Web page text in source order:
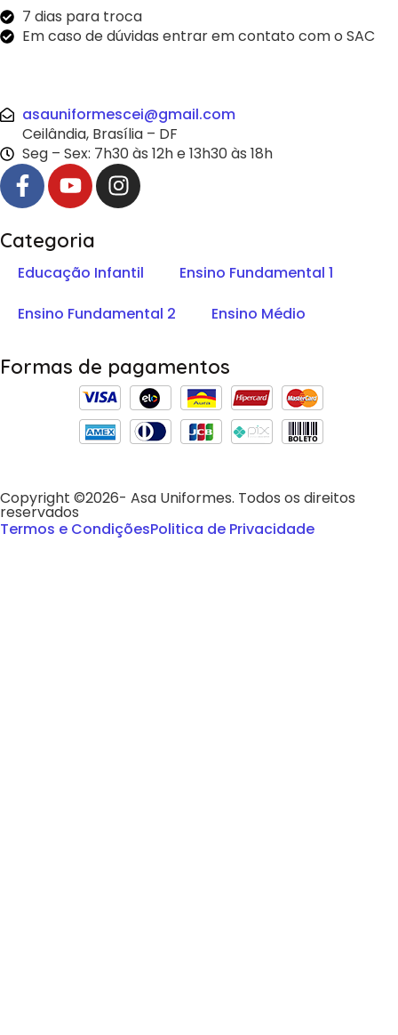
7 dias para troca
Em caso de dúvidas entrar em contato com o SAC
asauniformescei@gmail.com
Ceilândia, Brasília – DF
Seg – Sex: 7h30 às 12h e 13h30 às 18h
Categoria
Educação Infantil
Ensino Fundamental 1
Ensino Fundamental 2
Ensino Médio
Formas de pagamentos
Copyright ©2026- Asa Uniformes. Todos os direitos
reservados
Termos e CondiçõesPolitica de Privacidade